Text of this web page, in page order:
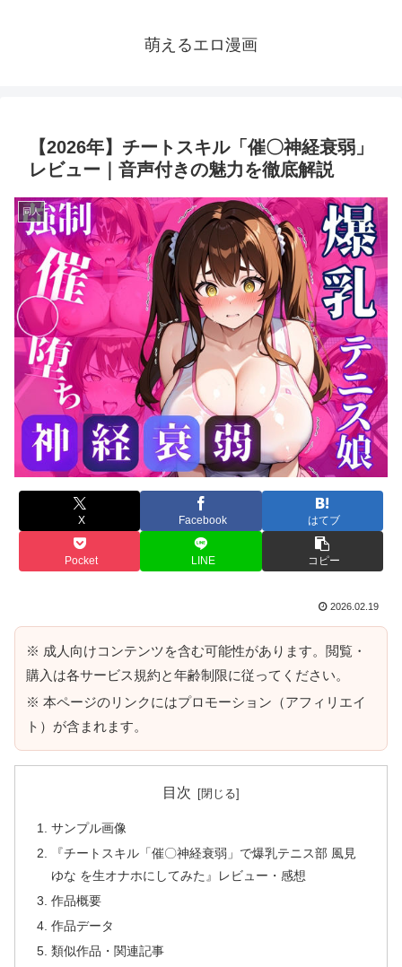
萌えるエロ漫画
【2026年】チートスキル「催〇神経衰弱」
レビュー｜音声付きの魅力を徹底解説
同人
X Facebook はてブ
Pocket LINE コピー
2026.02.19
※ 成人向けコンテンツを含む可能性があります。閲覧・
購入は各サービス規約と年齢制限に従ってください。
※ 本ページのリンクにはプロモーション（アフィリエイ
ト）が含まれます。
目次
サンプル画像
『チートスキル「催〇神経衰弱」で爆乳テニス部 風見
ゆな を生オナホにしてみた』レビュー・感想
作品概要
作品データ
類似作品・関連記事